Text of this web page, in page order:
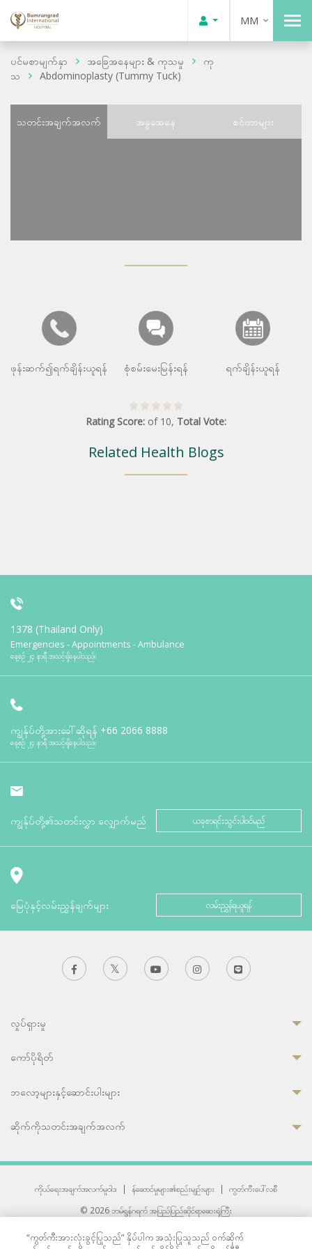
MM
ပင်မစာမျက်နှာ အခြေအနေများ & ကုသမှု
ကု
သ
Abdominoplasty (Tummy Tuck)
သတင်းအချက်အလက် အခွအေနေ စင်တာများ
ဖုန်းဆက်၍ရက်ချိန်းယူရန် စုံစမ်းမေးမြန်းရန် ရက်ချိန်းယူရန်
Rating Score: of 10, Total Vote:
Related Health Blogs
1378 (Thailand Only)
Emergencies - Appointments - Ambulance
နေ့စဉ် ၂၄ နာရီ အသင့်ရှိနေပါသည်။
ကျွန်ုပ်တို့အားခေါ်ဆိုရန် +66 2066 8888
နေ့စဉ် ၂၄ နာရီ အသင့်ရှိနေပါသည်။
ကျွန်ုပ်တို့၏သတင်းလွှာ လျှောက်မည် ယခုစာရင်းသွင်းပါဝင်မည်
မြေပုံနှင့်လမ်းညွှန်ချက်များ လမ်းညွှန်ရယူရန်
လှုပ်ရှားမှု
ကော်ပိုရိတ်
ဘလော့များနှင့်ဆောင်းပါးများ
ဆိုက်ကိုသတင်းအချက်အလက်
ကိုယ်ရေးအချက်အလက်မူဝါဒ | န်ဆောင်မှုများ၏စည်းမျဉ်းများ |
ကွတ်ကီးပေါ်လစီ
© 2026 ဘမ်ရွန်ဂရက် အပြည်ပြည်ဆိုင်ရာဆေးရုံကြီး
“ကွတ်ကီးအားလုံးခွင့်ပြုသည်” နှိပ်ပါက အသုံးပြုသူသည် ဝက်ဆိုက်